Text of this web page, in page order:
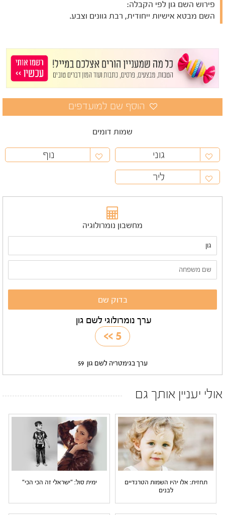
פירוש השם גון לפי הקבלה:
השם מבטא אישיות ייחודית, רבת גוונים וצבע.
שמות דומים
גוני
נוף
ליר
מחשבון נומרולוגיה
ערך נומרולוגי לשם גון
5
>>
ערך בגימטריה לשם גון 59
אולי יעניין אותך גם
תחזית: אלו יהיו השמות הטרנדיים
לבנים
ימית סול: "ישראלי זה הכי הכי"